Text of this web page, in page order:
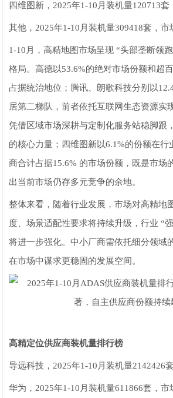
四维图新，2025年1-10月装机量120713套
其他，2025年1-10月装机量309418套，市
1-10月，高精地图市场呈现 “头部垄断领
格局。高德以53.6%的绝对市场份额和超
占据统治地位；腾讯、朗歌科技分别以
居第二梯队，前者依托互联网生态资源实
凭借区域市场深耕与定制化服务站稳脚跟
的核心力量；四维图新以6.1%的份额在行
商合计占据15.6% 的市场份额，既是市场
出当前市场仍存多元竞争的余地。
整体来看，随着行业发展，市场对高精地
度、场景适配性要求将持续升级，行业 “
将进一步强化。中小厂商需依托细分领域
在市场中谋求更稳固的发展空间。
高精定位供应商装机量排行榜
导远科技，2025年1-10月装机量2142426
华为，2025年1-10月装机量611866套，市